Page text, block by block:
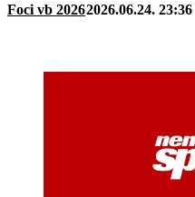
Foci vb 20262026.06.24. 23:36